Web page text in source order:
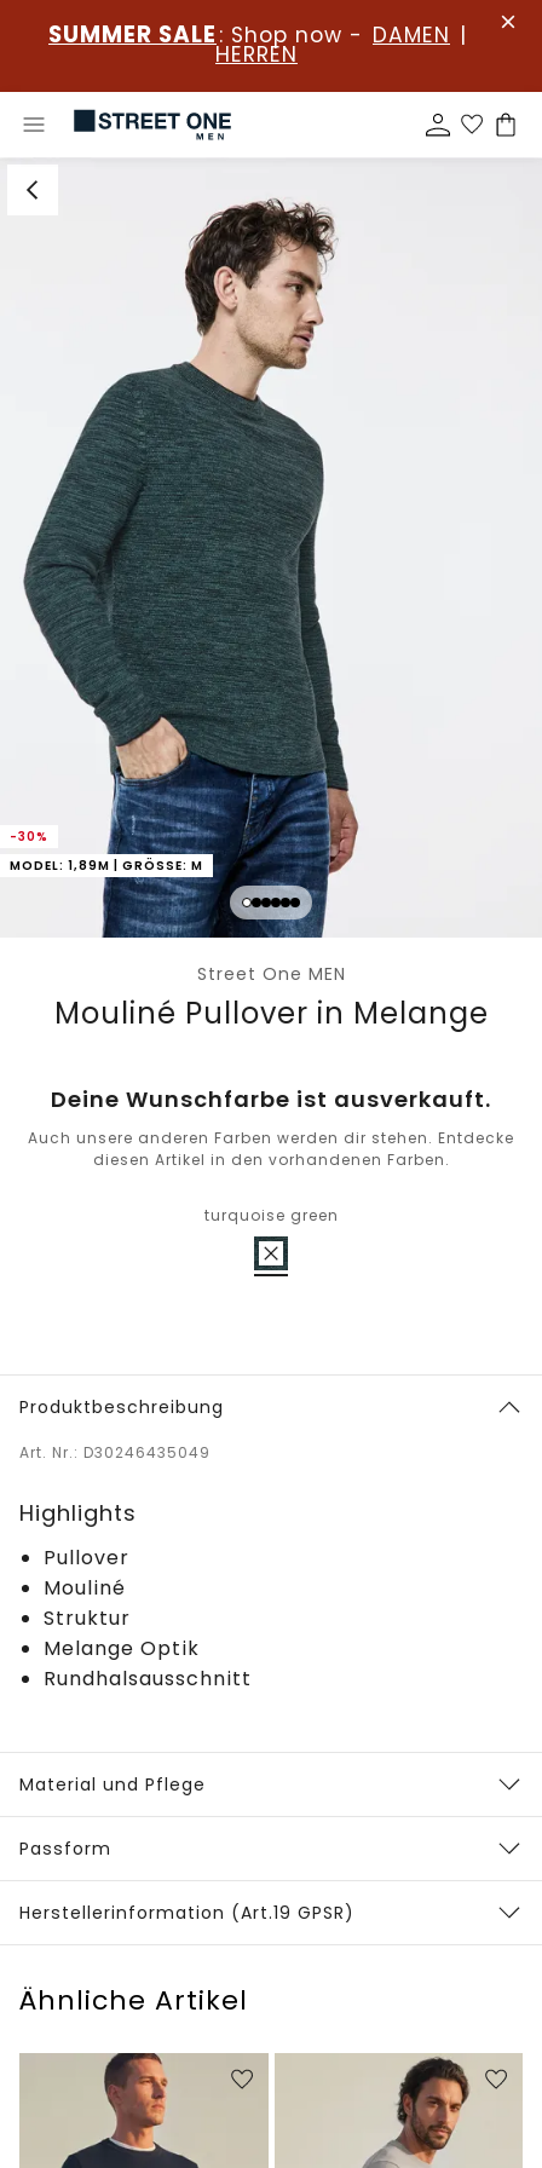
SUMMER SALE : Shop now - DAMEN |
HERREN
-30%
MODEL: 1,89M | GRÖSSE: M
Street One MEN
Mouliné Pullover in Melange
Deine Wunschfarbe ist ausverkauft.
Auch unsere anderen Farben werden dir stehen. Entdecke
diesen Artikel in den vorhandenen Farben.
turquoise green
Produktbeschreibung
Art. Nr.: D30246435049
Highlights
Pullover
Mouliné
Struktur
Melange Optik
Rundhalsausschnitt
Material und Pflege
Passform
Herstellerinformation (Art.19 GPSR)
Ähnliche Artikel